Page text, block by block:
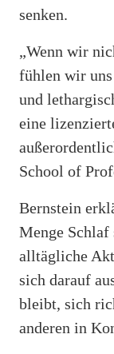
senken.
„Wenn wir
fühlen wir
und
eine
School of
Bernstein
Menge Schlaf
alltägliche
sich darauf
bleibt, sich
anderen in